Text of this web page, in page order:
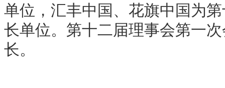
单位，汇丰中国、花旗中国为
长单位。第十二届理事会第一
长。